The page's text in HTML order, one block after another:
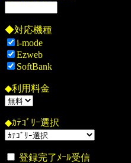
◆対応機種
i-mode
Ezweb
SoftBank
◆利用料金
◆ｶﾃｺﾞﾘｰ選択
登録完了ﾒｰﾙ受信